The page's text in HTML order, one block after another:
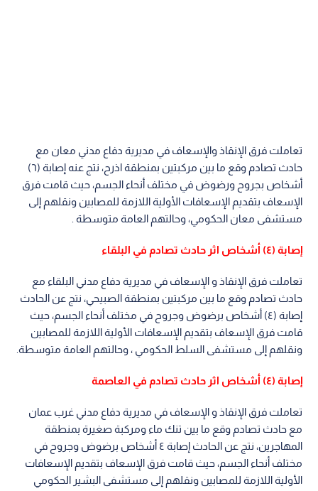
تعاملت فرق الإنقاذ والإسعاف في مديرية دفاع مدني معان مع
حادث تصادم وقع ما بين مركبتين بمنطقة اذرح، نتج عنه إصابة (٦)
أشخاص بجروح ورضوض في مختلف أنحاء الجسم، حيث قامت فرق
الإسعاف بتقديم الإسعافات الأولية اللازمة للمصابين ونقلهم إلى
مستشفى معان الحكومي، وحالتهم العامة متوسطة .
إصابة (٤) أشخاص اثر حادث تصادم في البلقاء
تعاملت فرق الإنقاذ و الإسعاف في مديرية دفاع مدني البلقاء مع
حادث تصادم وقع ما بين مركبتين بمنطقة الصبيحي، نتج عن الحادث
إصابة (٤) أشخاص برضوض وجروح في مختلف أنحاء الجسم، حيث
قامت فرق الإسعاف بتقديم الإسعافات الأولية اللازمة للمصابين
ونقلهم إلى مستشفى السلط الحكومي ، وحالتهم العامة متوسطة.
إصابة (٤) أشخاص اثر حادث تصادم في العاصمة
تعاملت فرق الإنقاذ و الإسعاف في مديرية دفاع مدني غرب عمان
مع حادث تصادم وقع ما بين تنك ماء ومركبة صغيرة بمنطقة
المهاجرين، نتج عن الحادث إصابة ٤ أشخاص برضوض وجروح في
مختلف أنحاء الجسم، حيث قامت فرق الإسعاف بتقديم الإسعافات
الأولية اللازمة للمصابين ونقلهم إلى مستشفى البشير الحكومي